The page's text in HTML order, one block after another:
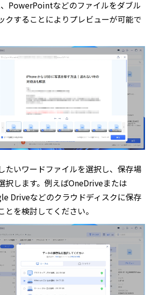
PowerPointなどのファイルをダブル
クすることによりプレビューが可能で
たいワードファイルを選択し、保存場
択します。例えばOneDriveまたは
Driveなどのクラウドディスクに保存
とを検討してください。